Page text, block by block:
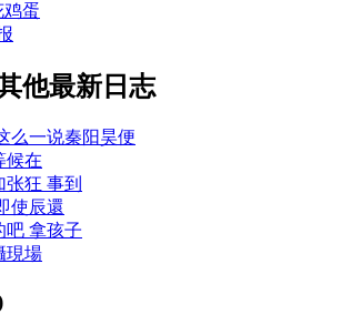
鸡蛋
他最新日志
么一说秦阳昊便
候在
张狂 事到
使辰還
吧 拿孩子
現場